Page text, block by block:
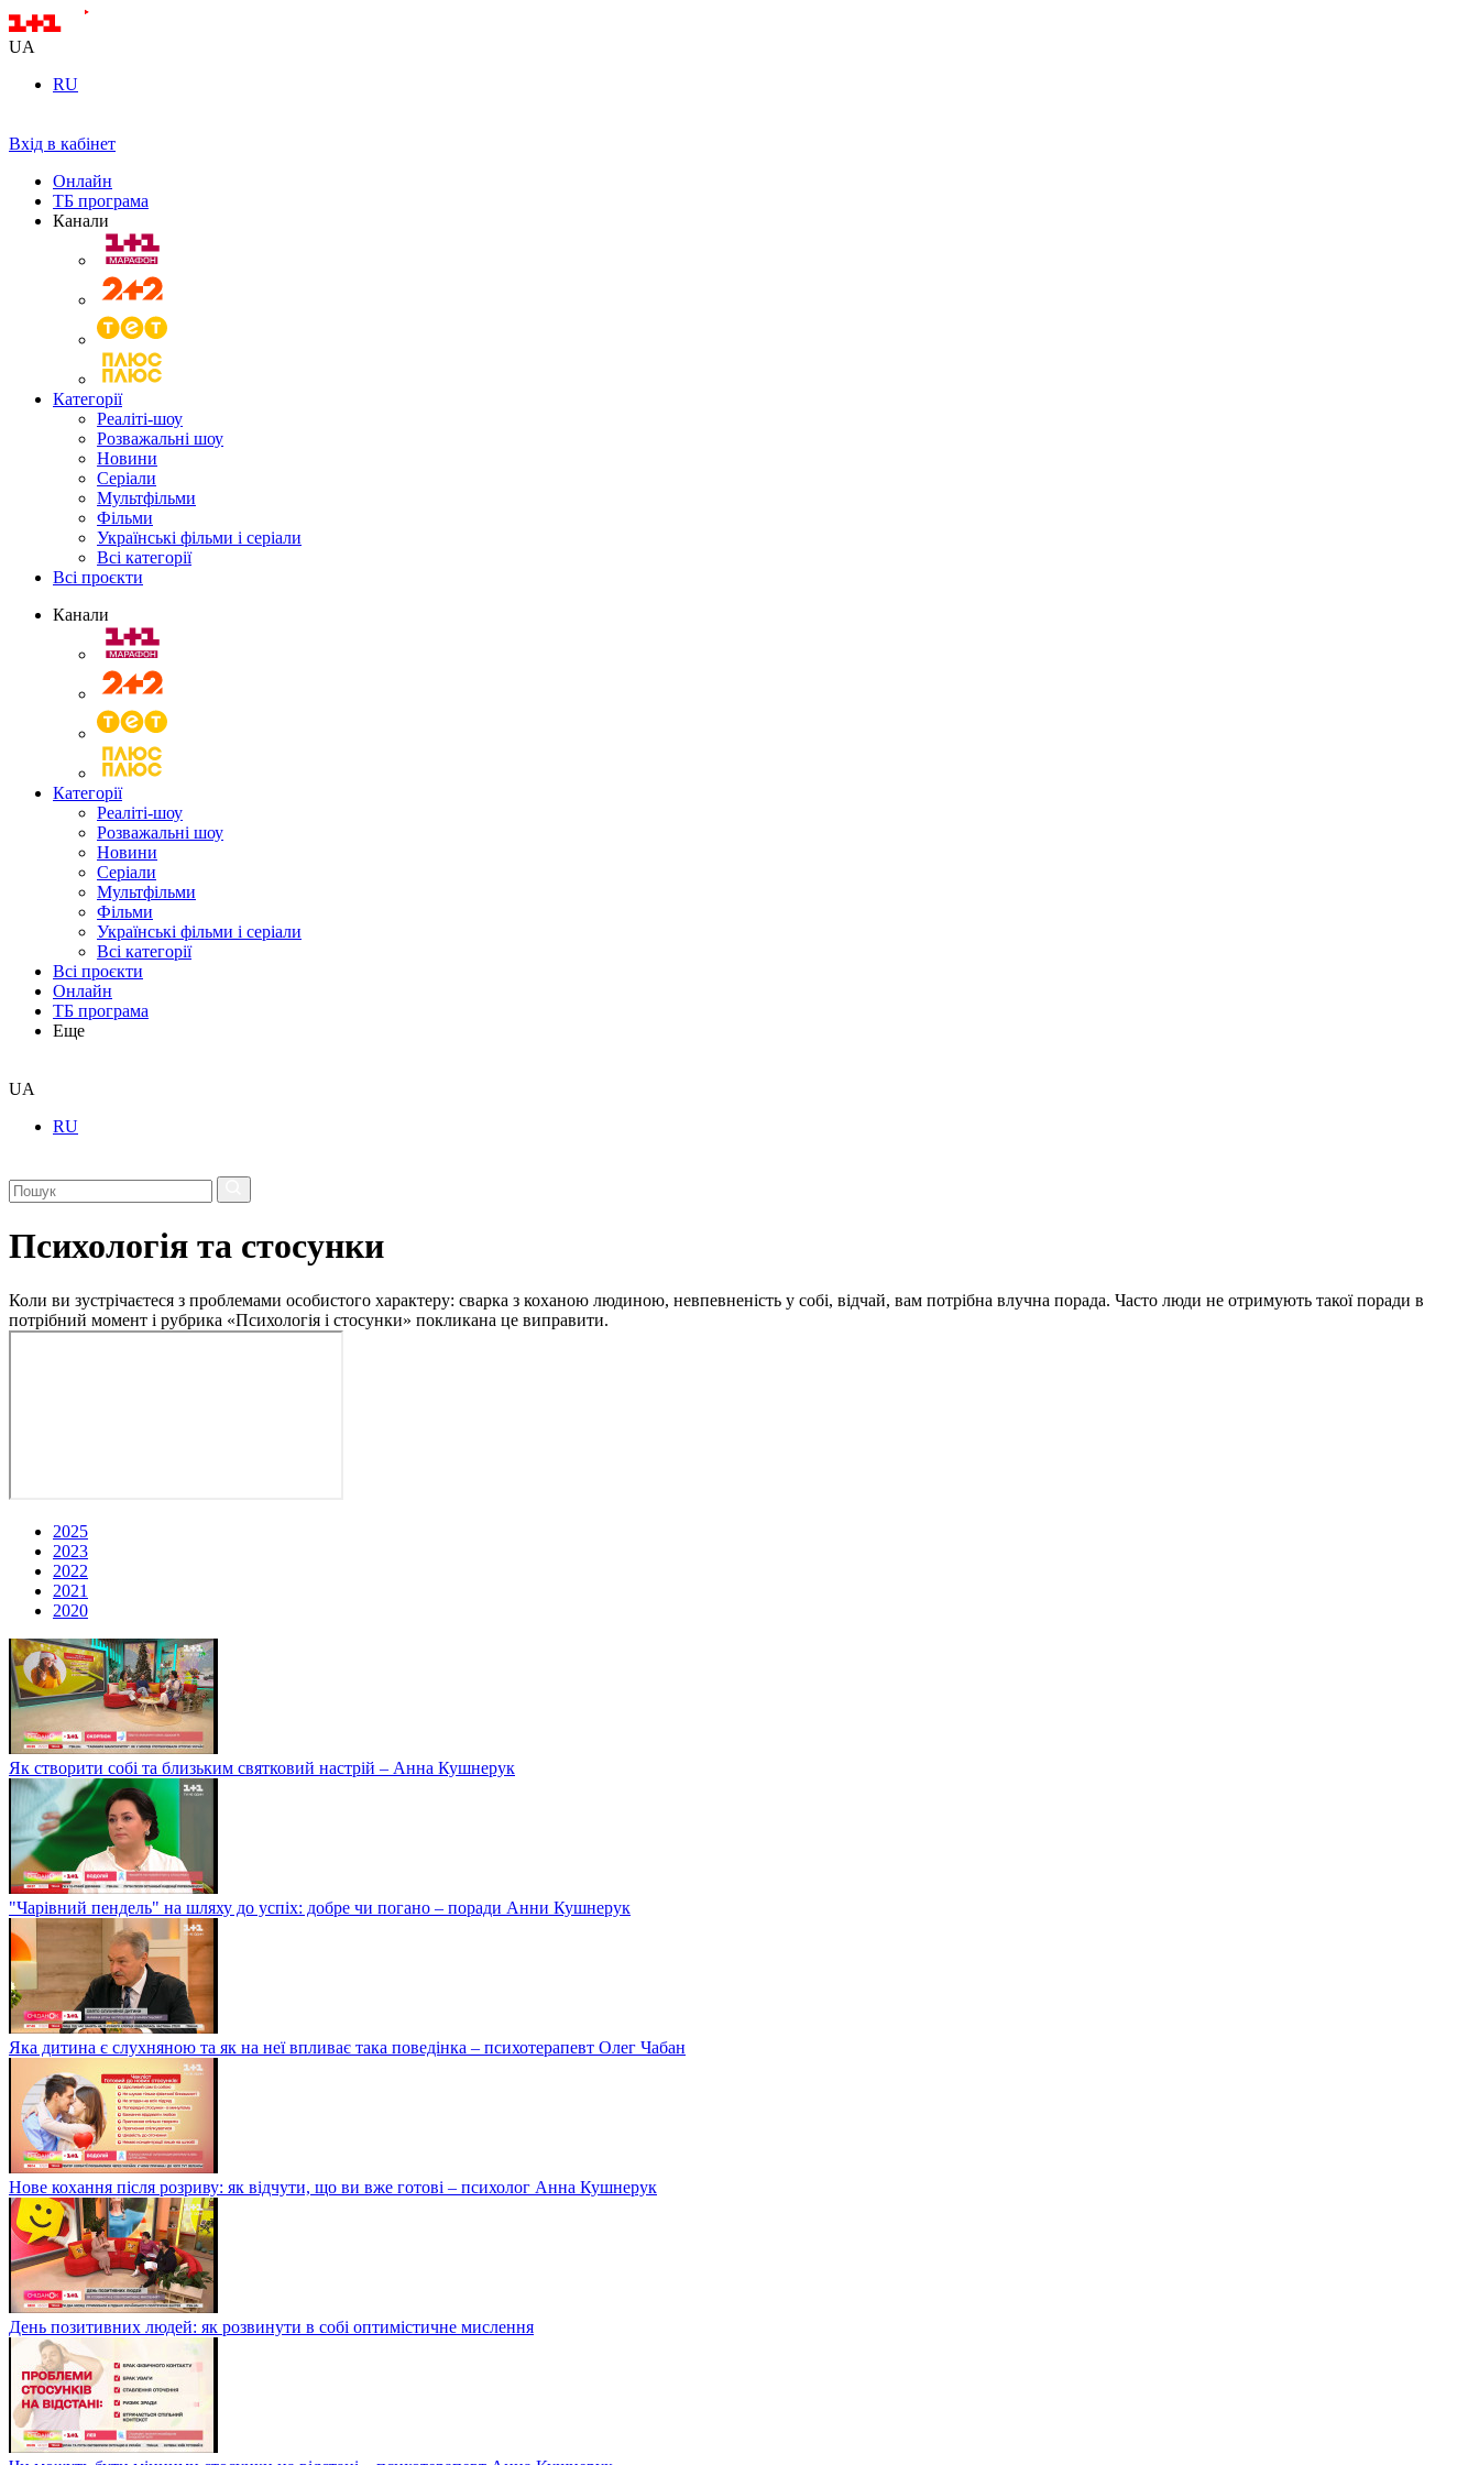
UA
RU
Вхід в кабінет
Онлайн
ТБ програма
Канали
Категорії
Реаліті-шоу
Розважальні шоу
Новини
Серіали
Мультфільми
Фільми
Українські фільми і серіали
Всі категорії
Всі проєкти
Канали
Категорії
Реаліті-шоу
Розважальні шоу
Новини
Серіали
Мультфільми
Фільми
Українські фільми і серіали
Всі категорії
Всі проєкти
Онлайн
ТБ програма
Еще
UA
RU
Психологія та стосунки
Коли ви зустрічаєтеся з проблемами особистого характеру: сварка з коханою людиною, невпевненість у собі, відчай, вам потрібна влучна порада. Часто люди не отримують такої поради в
потрібний момент і рубрика «Психологія і стосунки» покликана це виправити.
2025
2023
2022
2021
2020
Як створити собі та близьким святковий настрій – Анна Кушнерук
"Чарівний пендель" на шляху до успіх: добре чи погано – поради Анни Кушнерук
Яка дитина є слухняною та як на неї впливає така поведінка – психотерапевт Олег Чабан
Нове кохання після розриву: як відчути, що ви вже готові – психолог Анна Кушнерук
День позитивних людей: як розвинути в собі оптимістичне мислення